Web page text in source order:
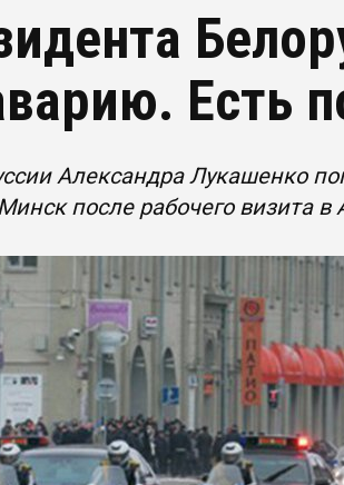
Есть
Александра Лукашенко
после рабочего визита